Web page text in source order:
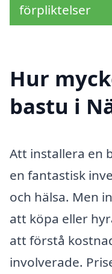
förpliktelser
Hur
bastu i
Att installera en
en fantastisk
och hälsa. Men
att köpa eller
att förstå
involverade.